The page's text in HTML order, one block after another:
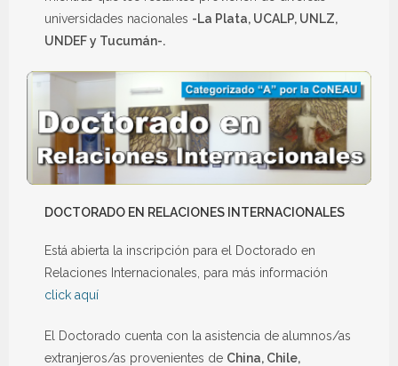
universidades nacionales -La Plata, UCALP, UNLZ,
UNDEF y Tucumán-.
DOCTORADO EN RELACIONES INTERNACIONALES
Está abierta la inscripción para el Doctorado en
Relaciones Internacionales, para más información
click aquí
El Doctorado cuenta con la asistencia de alumnos/as
extranjeros/as provenientes de China, Chile,